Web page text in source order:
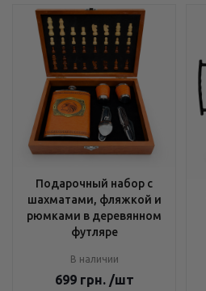
Подарочный набор с
шахматами, фляжкой и
рюмками в деревянном
футляре
В наличии
699 грн. /шт